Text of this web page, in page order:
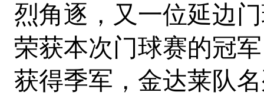
烈角逐，又一位延边
荣获本次门球赛的冠
获得季军，金达莱队